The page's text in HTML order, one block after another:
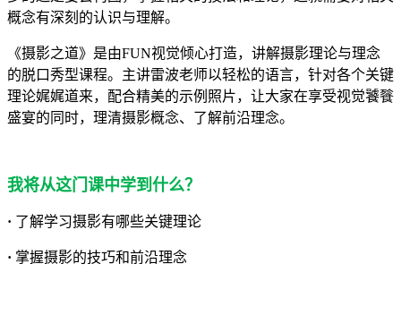
概念有深刻的认识与理解。
《摄影之道》是由FUN视觉倾心打造，讲解摄影理论与理念
的脱口秀型课程。主讲雷波老师以轻松的语言，针对各个关键
理论娓娓道来，配合精美的示例照片，让大家在享受视觉饕餮
盛宴的同时，理清摄影概念、了解前沿理念。
我将从这门课中学到什么？
· 了解学习摄影有哪些关键理论
· 掌握摄影的技巧和前沿理念